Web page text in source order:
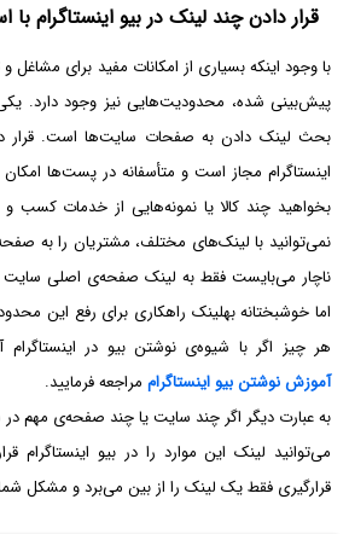
قرار دادن چند لینک در بیو اینستاگرام با
با وجود اینکه بسیاری از امکانات مفید برای مشاغل و
پیش‌بینی شده، محدودیت‌هایی نیز وجود دارد.
بحث لینک دادن به صفحات سایت‌ها است. قرار
اینستاگرام مجاز است و متأسفانه در پست‌ها
بخواهید چند کالا یا نمونه‌هایی از خدمات کسب و
نمی‌توانید با لینک‌های مختلف، مشتریان را به
ناچار می‌بایست فقط به لینک صفحه‌ی اصلی سایت
اما خوشبختانه بهلینک راهکاری برای رفع این
هر چیز اگر با شیوه‌ی نوشتن بیو در اینستاگرام
آموزش نوشتن بیو اینستاگرام مراجعه فرمایید.
به عبارت دیگر اگر چند سایت یا چند صفحه‌ی مهم
می‌توانید لینک این موارد را در بیو اینستاگرام
قرارگیری فقط یک لینک را از بین می‌برد و مشکل